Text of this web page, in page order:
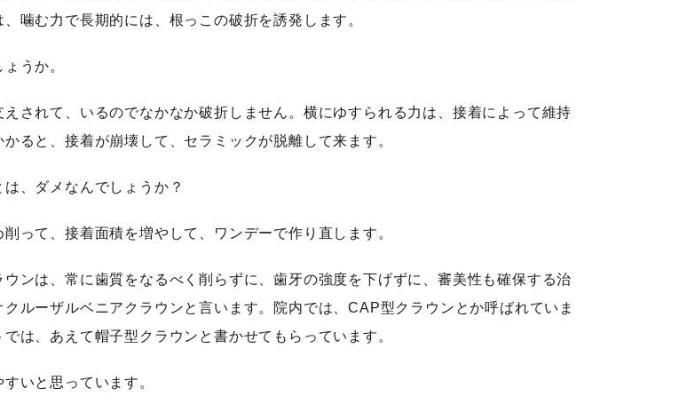
噛む力で長期的には、根っこの破折を誘発します。
うか。
されて、いるのでなかなか破折しません。横にゆすられる力は、接着によって維持
ると、接着が崩壊して、セラミックが脱離して来ます。
、ダメなんでしょうか？
って、接着面積を増やして、ワンデーで作り直します。
ンは、常に歯質をなるべく削らずに、歯牙の強度を下げずに、審美性も確保する治
ルーザルベニアクラウンと言います。院内では、CAP型クラウンとか呼ばれていま
は、あえて帽子型クラウンと書かせてもらっています。
いと思っています。